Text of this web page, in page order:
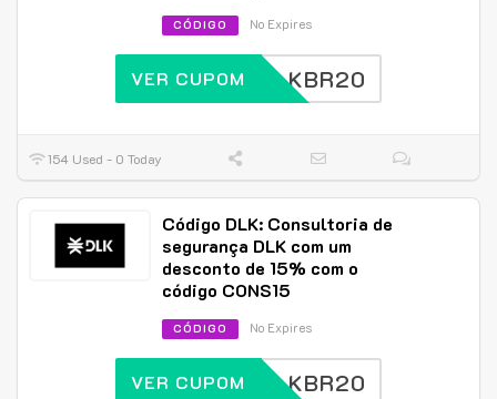
CÓDIGO No Expires
DLKBR20
VER CUPOM
154 Used - 0 Today
Código DLK: Consultoria de
segurança DLK com um
desconto de 15% com o
código CONS15
CÓDIGO No Expires
DLKBR20
VER CUPOM